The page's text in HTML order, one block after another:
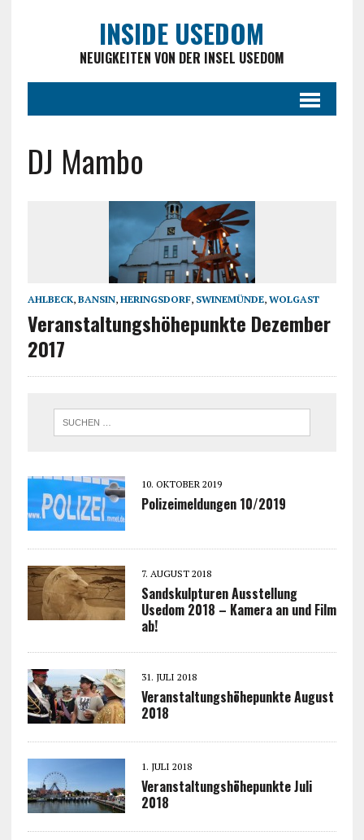
INSIDE USEDOM
NEUIGKEITEN VON DER INSEL USEDOM
DJ Mambo
AHLBECK, BANSIN, HERINGSDORF, SWINEMÜNDE, WOLGAST
Veranstaltungshöhepunkte Dezember
2017
10. OKTOBER 2019
Polizeimeldungen 10/2019
7. AUGUST 2018
Sandskulpturen Ausstellung
Usedom 2018 – Kamera an und Film
ab!
31. JULI 2018
Veranstaltungshöhepunkte August
2018
1. JULI 2018
Veranstaltungshöhepunkte Juli
2018